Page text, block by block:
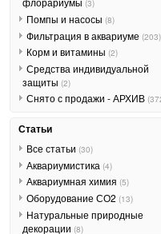
(3)
Помпы и насосы (8)
Фильтрация в аквариуме (203)
Корм и витамины (2)
Средства индивидуальной
защиты (2)
Снято с продажи - АРХИВ
Статьи
Все статьи (30)
Аквариумистика (4)
Аквариумная химия (5)
Оборудование СО2 (13)
Натуральные природные
декорации (8)